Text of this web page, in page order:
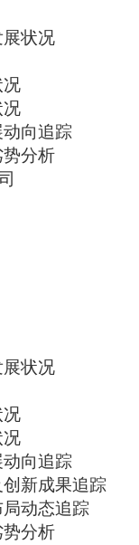
展状况
况
况
动向追踪
势分析
展状况
况
况
动向追踪
新成果追踪
动态追踪
势分析